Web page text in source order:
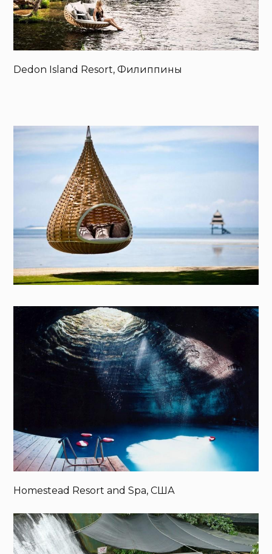
Dedon Island Resort, Филиппины
Homestead Resort and Spa, США